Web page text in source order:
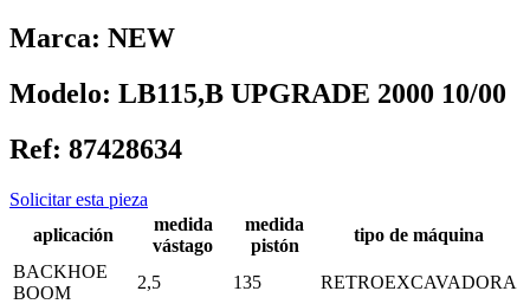
Marca: NEW
Modelo: LB115,B UPGRADE 2000 10/00
Ref: 87428634
Solicitar esta pieza
aplicación
medida
vástago
medida
pistón
tipo de máquina
BACKHOE
BOOM
2,5 135 RETROEXCAVADORA